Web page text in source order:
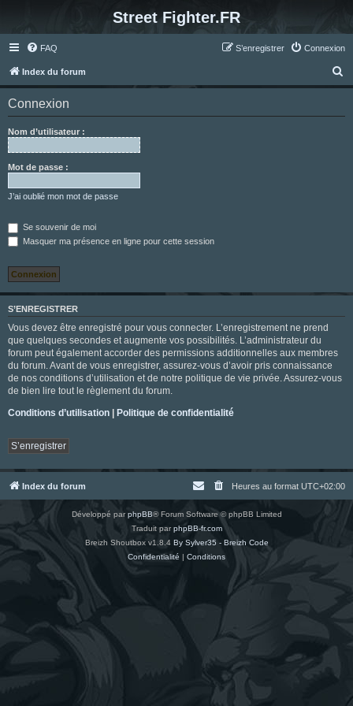
Street Fighter.FR
FAQ Connexion
S’enregistrer
Index du forum
e
Connexion
Nom d’utilisateur :
Mot de passe :
J’ai oublié mon mot de passe
Se souvenir de moi
Masquer ma présence en ligne pour cette session
S’ENREGISTRER
Vous devez être enregistré pour vous connecter. L’enregistrement ne prend
que quelques secondes et augmente vos possibilités. L’administrateur du
forum peut également accorder des permissions additionnelles aux membres
du forum. Avant de vous enregistrer, assurez-vous d’avoir pris connaissance
de nos conditions d’utilisation et de notre politique de vie privée. Assurez-vous
de bien lire tout le règlement du forum.
Conditions d’utilisation | Politique de confidentialité
S’enregistrer
Index du forum Heures au format UTC+02:00
Développé parphpBB® Forum Software © phpBB Limited
Traduit parphpBB-fr.com
Breizh Shoutbox v1.8.4 By Sylver35 - Breizh Code
Confidentialité | Conditions